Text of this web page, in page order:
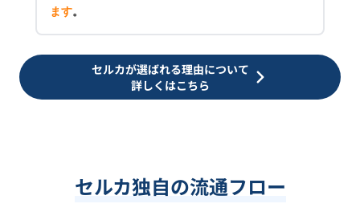
ます。
セルカが選ばれる理由について
詳しくはこちら
セルカ独自の流通フロー